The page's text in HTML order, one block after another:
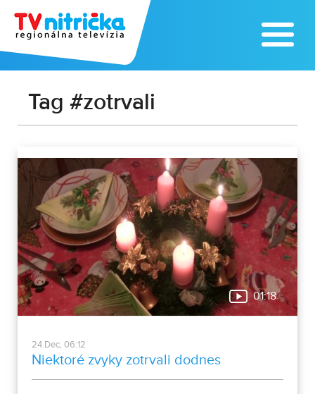
Tag #zotrvali
01:18
24.Dec, 06:12
Niektoré zvyky zotrvali dodnes